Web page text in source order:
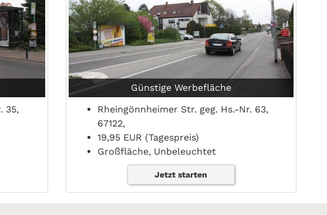
35,
Günstige Werbefläche
Rheingönnheimer Str. geg. Hs.-Nr. 63,
67122,
19,95 EUR (Tagespreis)
Großfläche, Unbeleuchtet
Jetzt starten